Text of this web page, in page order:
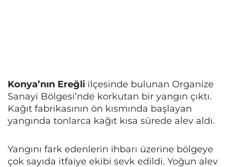
Konya’nın Ereğli ilçesinde bulunan Organize
Sanayi Bölgesi’nde korkutan bir yangın çıktı.
Kağıt fabrikasının ön kısmında başlayan
yangında tonlarca kağıt kısa sürede alev aldı.
Yangını fark edenlerin ihbarı üzerine bölgeye
çok sayıda itfaiye ekibi sevk edildi. Yoğun alev